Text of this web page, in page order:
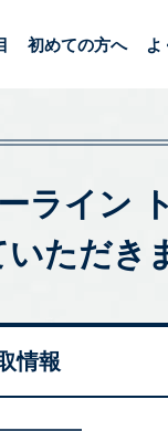
初めての方へ よ
ライン
ただき
情報